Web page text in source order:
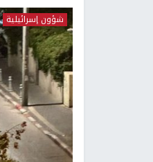
شؤون إسرائيلية